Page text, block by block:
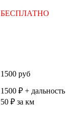
БЕСПЛАТНО
1500 руб
1500 ₽ + дальность
50 ₽ за км